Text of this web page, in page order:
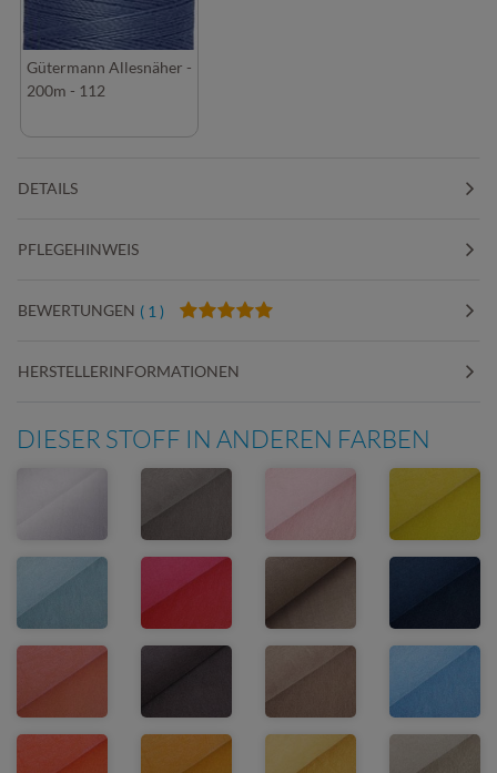
Gütermann Allesnäher -
200m - 112
DETAILS
PFLEGEHINWEIS
BEWERTUNGEN ( 1 )
HERSTELLERINFORMATIONEN
DIESER STOFF IN ANDEREN FARBEN